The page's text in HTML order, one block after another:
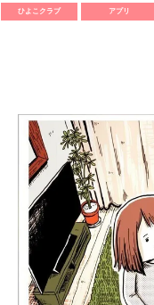
ひよこクラブ アプリ